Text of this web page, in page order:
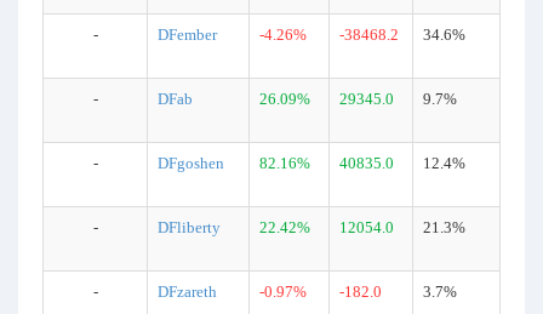
- DFember -4.26% -38468.2 34.6%
- DFab 26.09% 29345.0 9.7%
- DFgoshen 82.16% 40835.0 12.4%
- DFliberty 22.42% 12054.0 21.3%
- DFzareth -0.97% -182.0 3.7%